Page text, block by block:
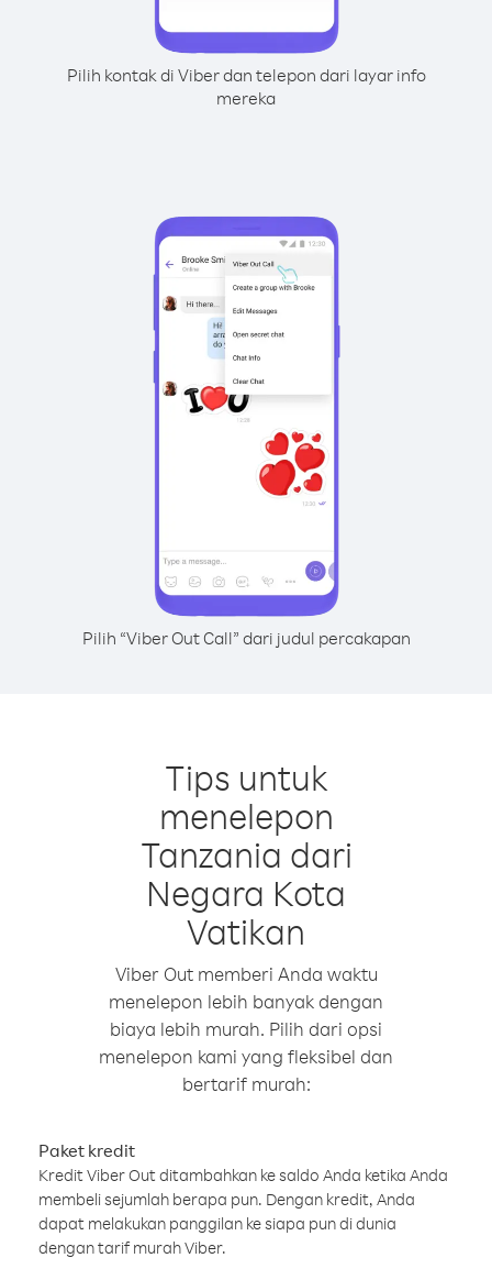
Pilih kontak di Viber dan telepon dari layar info
mereka
Pilih “Viber Out Call” dari judul percakapan
Tips untuk
menelepon
Tanzania dari
Negara Kota
Vatikan
Viber Out memberi Anda waktu
menelepon lebih banyak dengan
biaya lebih murah. Pilih dari opsi
menelepon kami yang fleksibel dan
bertarif murah:
Paket kredit
Kredit Viber Out ditambahkan ke saldo Anda ketika Anda
membeli sejumlah berapa pun. Dengan kredit, Anda
dapat melakukan panggilan ke siapa pun di dunia
dengan tarif murah Viber.